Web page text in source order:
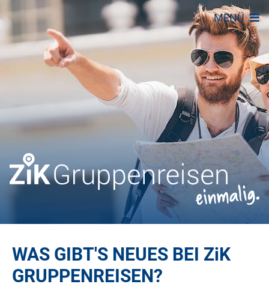
MENÜ
WAS GIBT'S NEUES BEI ZiK
GRUPPENREISEN?